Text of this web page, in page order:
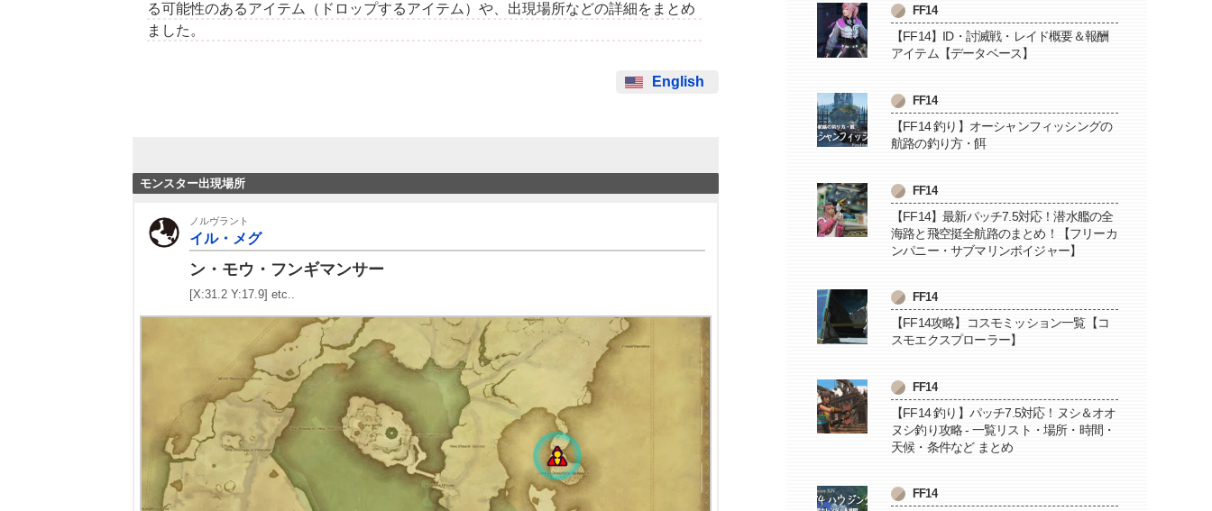
る可能性のあるアイテム（ドロップするアイテム）や、出現場所などの詳細をまとめ
ました。
English
モンスター出現場所
ノルヴラント
イル・メグ
ン・モウ・フンギマンサー
[X:31.2 Y:17.9] etc..
FF14
【FF14】ID・討滅戦・レイド概要＆報酬
アイテム【データベース】
FF14
【FF14 釣り】オーシャンフィッシングの
航路の釣り方・餌
FF14
【FF14】最新パッチ7.5対応！潜水艦の全
海路と飛空挺全航路のまとめ！【フリーカ
ンパニー・サブマリンボイジャー】
FF14
【FF14攻略】コスモミッション一覧【コ
スモエクスプローラー】
FF14
【FF14 釣り】パッチ7.5対応！ヌシ＆オオ
ヌシ釣り攻略 - 一覧リスト・場所・時間・
天候・条件など まとめ
FF14